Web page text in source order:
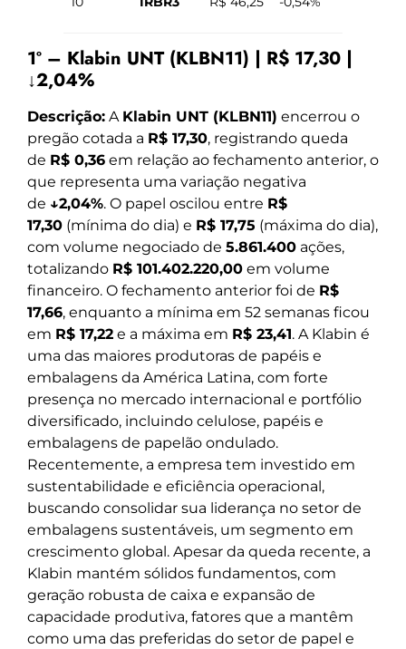
1º – Klabin UNT (KLBN11) | R$ 17,30 |
↓2,04%
Descrição: A Klabin UNT (KLBN11) encerrou o
pregão cotada a R$ 17,30, registrando queda
de R$ 0,36 em relação ao fechamento anterior, o
que representa uma variação negativa
de ↓2,04%. O papel oscilou entre R$
17,30 (mínima do dia) e R$ 17,75 (máxima do dia),
com volume negociado de 5.861.400 ações,
totalizando R$ 101.402.220,00 em volume
financeiro. O fechamento anterior foi de R$
17,66, enquanto a mínima em 52 semanas ficou
em R$ 17,22 e a máxima em R$ 23,41. A Klabin é
uma das maiores produtoras de papéis e
embalagens da América Latina, com forte
presença no mercado internacional e portfólio
diversificado, incluindo celulose, papéis e
embalagens de papelão ondulado.
Recentemente, a empresa tem investido em
sustentabilidade e eficiência operacional,
buscando consolidar sua liderança no setor de
embalagens sustentáveis, um segmento em
crescimento global. Apesar da queda recente, a
Klabin mantém sólidos fundamentos, com
geração robusta de caixa e expansão de
capacidade produtiva, fatores que a mantêm
como uma das preferidas do setor de papel e